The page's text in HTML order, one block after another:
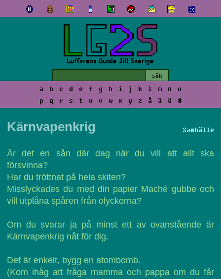
a b c d e f g h i j k l m n
o
p
q r s t u v w x y z å ä ö #
Samhälle
Kärnvapenkrig
Är det en sån där dag när du vill att allt ska
försvinna?
Har du tröttnat på hela skiten?
Misslyckades du med din papier Maché gubbe och
vill utplåna spåren från olyckorna?
Om du svarar ja på minst ett av ovanstående är
Kärnvapenkrig nåt för dig.
Det är enkelt, bygg en atombomb.
(Kom ihåg att fråga mamma och pappa om du får